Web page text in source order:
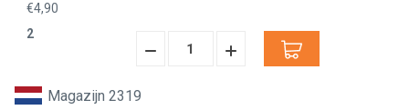
€4,90
2
Hoeveelheid
Hoeveelheid
Magazijn 2319